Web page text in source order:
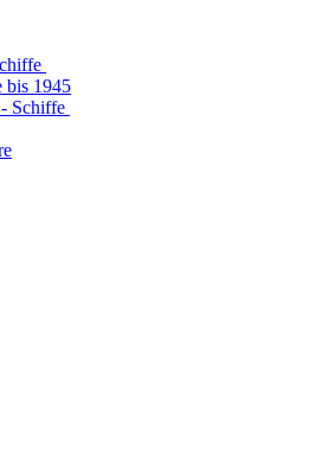
bis 1945
Schiffe